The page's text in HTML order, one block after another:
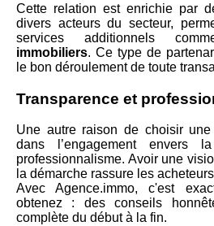
Cette relation est enrichie par
divers acteurs du secteur,
services additionnels
immobiliers. Ce type de
le bon déroulement de toute
Transparence et
Une autre raison de choisir une
dans l’engagement envers
professionnalisme. Avoir une
la démarche rassure les
Avec Agence.immo, c'est
obtenez : des conseils
complète du début à la fin.